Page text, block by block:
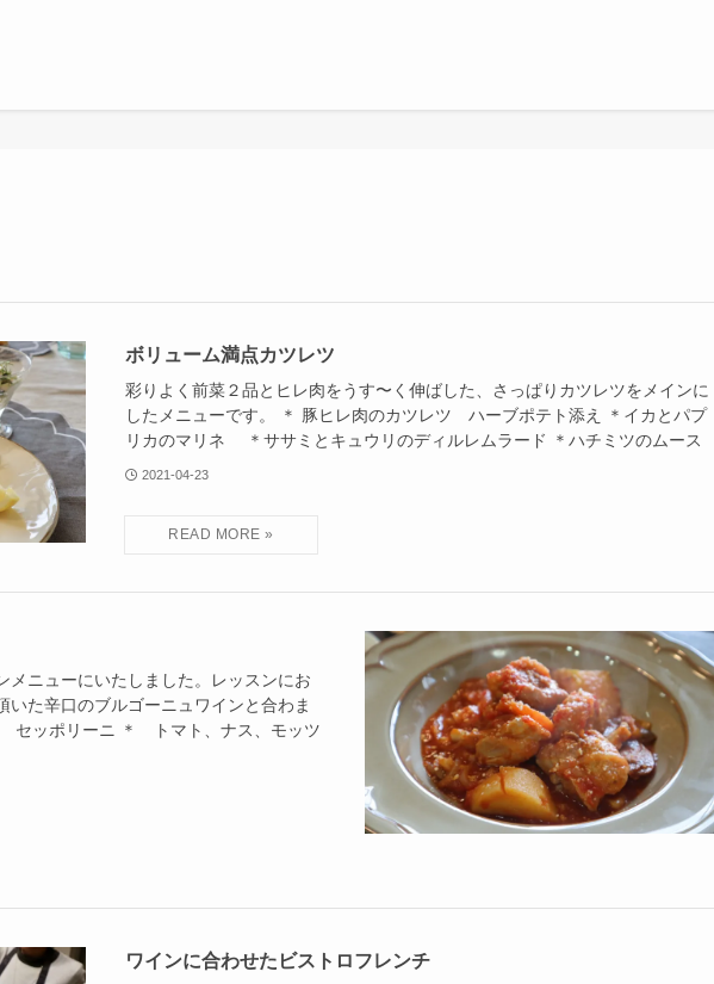
ボリューム満点カツレツ
彩りよく前菜２品とヒレ肉をうす〜く伸ばした、さっぱりカツレツをメインに
したメニューです。 ＊ 豚ヒレ肉のカツレツ ハーブポテト添え ＊イカとパプ
リカのマリネ ＊ササミとキュウリのディルレムラード ＊ハチミツのムース
2021-04-23
メニューにいたしました。レッスンにお
た辛口のブルゴーニュワインと合わま
ッポリーニ ＊ トマト、ナス、モッツ
ワインに合わせたビストロフレンチ